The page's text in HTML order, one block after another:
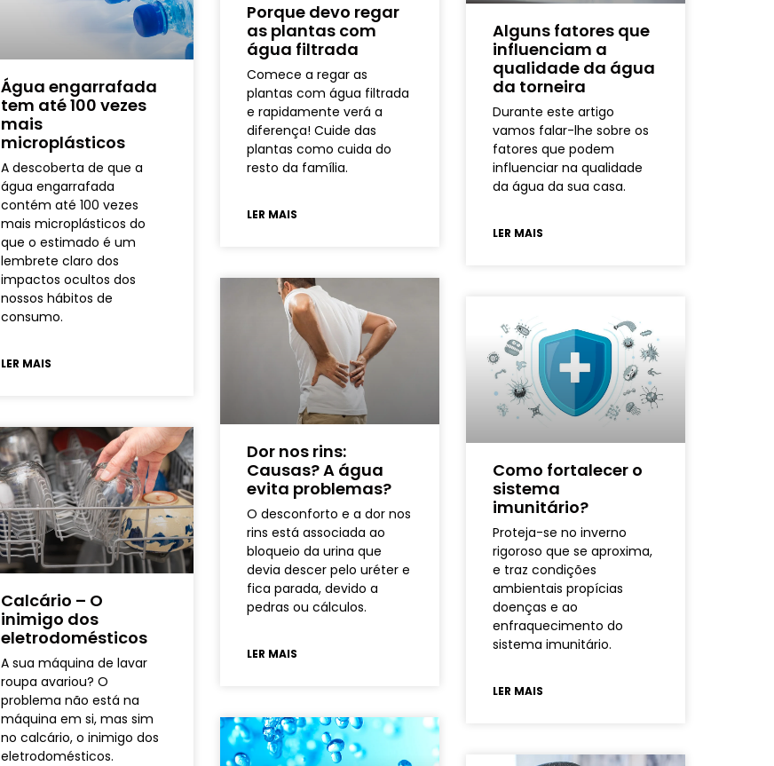
Água engarrafada
tem até 100 vezes
mais
microplásticos
A descoberta de que a
água engarrafada
contém até 100 vezes
mais microplásticos do
que o estimado é um
lembrete claro dos
impactos ocultos dos
nossos hábitos de
consumo.
LER MAIS
Porque devo regar
as plantas com
água filtrada
Comece a regar as
plantas com água filtrada
e rapidamente verá a
diferença! Cuide das
plantas como cuida do
resto da família.
LER MAIS
Alguns fatores que
influenciam a
qualidade da água
da torneira
Durante este artigo
vamos falar-lhe sobre os
fatores que podem
influenciar na qualidade
da água da sua casa.
LER MAIS
Calcário – O
inimigo dos
eletrodomésticos
A sua máquina de lavar
roupa avariou? O
problema não está na
máquina em si, mas sim
no calcário, o inimigo dos
eletrodomésticos.
Dor nos rins:
Causas? A água
evita problemas?
O desconforto e a dor nos
rins está associada ao
bloqueio da urina que
devia descer pelo uréter e
fica parada, devido a
pedras ou cálculos.
LER MAIS
Como fortalecer o
sistema
imunitário?
Proteja-se no inverno
rigoroso que se aproxima,
e traz condições
ambientais propícias
doenças e ao
enfraquecimento do
sistema imunitário.
LER MAIS